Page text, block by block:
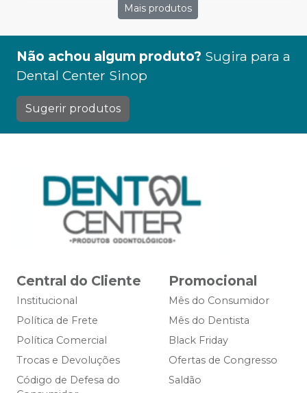
Mais produtos
Não achou algum produto? Sugira para a
Dental Center Sinop
Sugerir produtos
Central do Cliente
Institucional
Política de Frete
Política Comercial
Trocas e Devoluções
Código de Defesa do
Promocional
Mês do Consumidor
Mês do Dentista
Black Friday
Ofertas de Congresso
Saldão